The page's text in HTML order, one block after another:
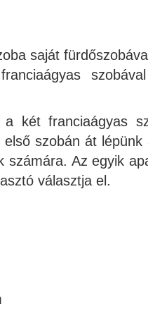
saját fürdőszobával
a két franciaágyas
szobán át lépünk
számára. Az egyik
választja el.